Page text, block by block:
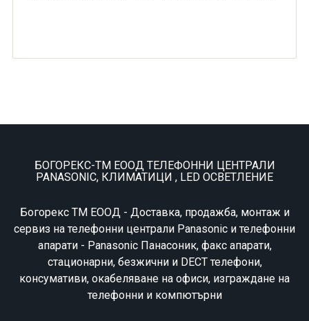
БОГОРЕКС-ТМ ЕООД ТЕЛЕФОННИ ЦЕНТРАЛИ
PANASONIC, КЛИМАТИЦИ , LED ОСВЕТЛЕНИЕ
Богорекс ТМ ЕООД - Доставка, продажба, монтаж и
сервиз на телефонни централи Panasonic и телефонни
апарати - Panasonic Панасоник, факс апарати,
стационарни, безжични и DECT телефони,
консумативи, окабеляване на офиси, изграждане на
телефонни и компютърни